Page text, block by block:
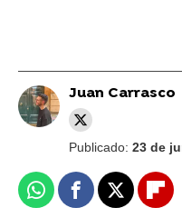
Juan Carrasco
Publicado: 23 de
WhatsappFacebook
X